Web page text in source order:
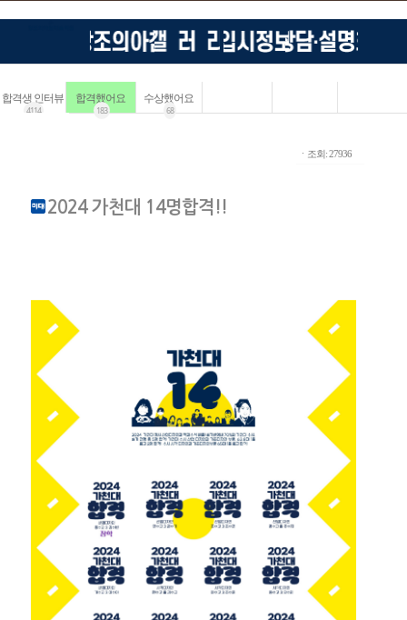
합격생 인터뷰
4114
합격했어요
183
수상했어요
68
ㆍ조회: 27936
2024 가천대 14명합격!!